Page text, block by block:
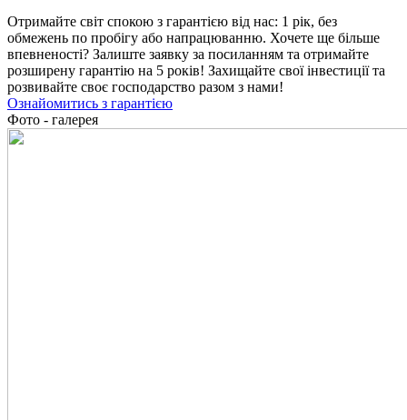
Отримайте світ спокою з гарантією від нас: 1 рік, без
обмежень по пробігу або напрацюванню. Хочете ще більше
впевненості? Залиште заявку за посиланням та отримайте
розширену гарантію на 5 років! Захищайте свої інвестиції та
розвивайте своє господарство разом з нами!
Ознайомитись з гарантією
Фото - галерея